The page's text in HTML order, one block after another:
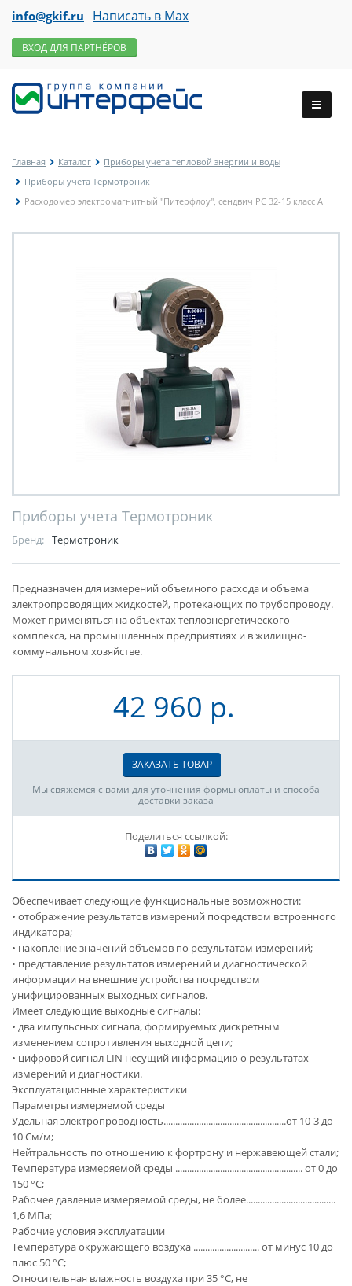
info@gkif.ru Написать в Max
ВХОД ДЛЯ ПАРТНЁРОВ
Главная Каталог
Приборы учета тепловой энергии и воды
Приборы учета Термотроник
Расходомер электромагнитный "Питерфлоу", сендвич РС 32-15 класс А
Приборы учета Термотроник
Бренд: Термотроник
Предназначен для измерений объемного расхода и объема
электропроводящих жидкостей, протекающих по трубопроводу.
Может применяться на объектах теплоэнергетического
комплекса, на промышленных предприятиях и в жилищно-
коммунальном хозяйстве.
42 960 р.
ЗАКАЗАТЬ ТОВАР
Мы свяжемся с вами для уточнения формы оплаты и способа
доставки заказа
Поделиться ссылкой:
Обеспечивает следующие функциональные возможности:
• отображение результатов измерений посредством встроенного
индикатора;
• накопление значений объемов по результатам измерений;
• представление результатов измерений и диагностической
информации на внешние устройства посредством
унифицированных выходных сигналов.
Имеет следующие выходные сигналы:
• два импульсных сигнала, формируемых дискретным
изменением сопротивления выходной цепи;
• цифровой сигнал LIN несущий информацию о результатах
измерений и диагностики.
Эксплуатационные характеристики
Параметры измеряемой среды
Удельная электропроводность....................................................от 10-3 до
10 См/м;
Нейтральность по отношению к фортрону и нержавеющей стали;
Температура измеряемой среды ...................................................... от 0 до
150 °С;
Рабочее давление измеряемой среды, не более......................................
1,6 МПа;
Рабочие условия эксплуатации
Температура окружающего воздуха ............................ от минус 10 до
плюс 50 °С;
Относительная влажность воздуха при 35 °С, не